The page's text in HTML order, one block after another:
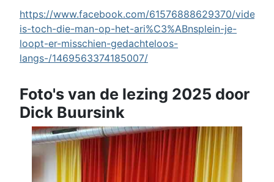
https://www.facebook.com/61576888629370/videos/
is-toch-die-man-op-het-ari%C3%ABnsplein-je-
loopt-er-misschien-gedachteloos-
langs-/1469563374185007/
Foto's van de lezing 2025 door
Dick Buursink